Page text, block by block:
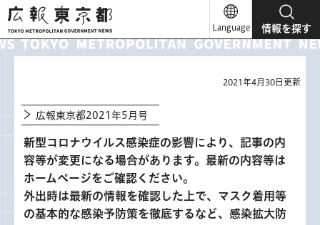
広報東京都
Language 情報を探す
2021年4月30日更新
広報東京都2021年5月号
新型コロナウイルス感染症の影響により、記事の内
容等が変更になる場合があります。最新の内容等は
ホームページをご確認ください。
外出時は最新の情報を確認した上で、マスク着用等
の基本的な感染予防策を徹底するなど、感染拡大防